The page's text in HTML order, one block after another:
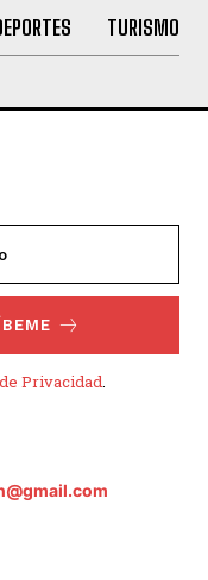
TURISMO
Privacidad.